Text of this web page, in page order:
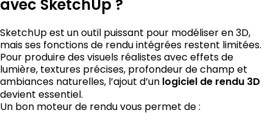
avec SketchUp ?
SketchUp est un outil puissant pour modéliser en 3D,
mais ses fonctions de rendu intégrées restent limitées.
Pour produire des visuels réalistes avec effets de
lumière, textures précises, profondeur de champ et
ambiances naturelles, l’ajout d’un logiciel de rendu 3D
devient essentiel.
Un bon moteur de rendu vous permet de :